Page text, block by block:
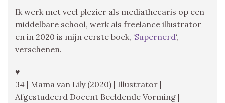
Ik werk met veel plezier als mediathecaris op een
middelbare school, werk als freelance illustrator
en in 2020 is mijn eerste boek, ‘Supernerd‘,
verschenen.
♥
34 | Mama van Lily (2020) | Illustrator |
Afgestudeerd Docent Beeldende Vorming |